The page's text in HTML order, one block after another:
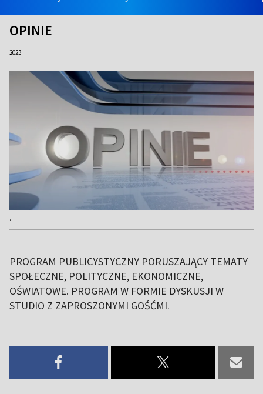
OPINIE
2023
.
PROGRAM PUBLICYSTYCZNY PORUSZAJĄCY TEMATY
SPOŁECZNE, POLITYCZNE, EKONOMICZNE,
OŚWIATOWE. PROGRAM W FORMIE DYSKUSJI W
STUDIO Z ZAPROSZONYMI GOŚĆMI.